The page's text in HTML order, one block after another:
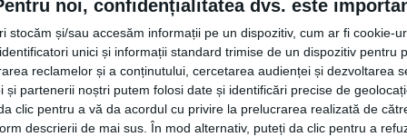
noi, confidențialitatea dvs. este
stocăm și/sau accesăm informații pe un dispozitiv, cum ar fi cookie-
unici și informații standard trimise de un dispozitiv pentru
reclamelor și a conținutului, cercetarea audienței și dezvoltarea
și partenerii noștri putem folosi date și identificări precise de
clic pentru a vă da acordul cu privire la prelucrarea realizată de
descrierii de mai sus. În mod alternativ, puteți da clic pentru a
care a stat printre oameni”. Declarația
în care la instalarea în funcția de președinte domnul
pare și determinarea una bună”.
printre oameni fiindcă ”în ultima vreme, miniștrii au
care sînt implicați în agricultură… mai puțin. În